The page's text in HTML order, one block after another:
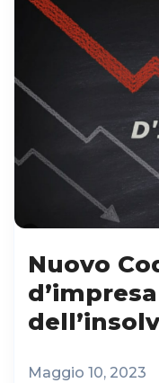
Nuovo
Maggio 10, 2023